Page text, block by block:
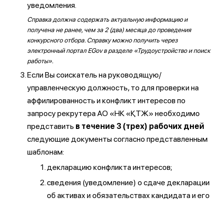
уведомления.
Справка должна содержать актуальную информацию и
получена не ранее, чем за 2 (два) месяца до проведения
конкурсного отбора. Справку можно получить через
электронный портал EGov в разделе «Трудоустройство и поиск
работы».
Если Вы соискатель на руководящую/
управленческую должность, то для проверки на
аффилированность и конфликт интересов по
запросу рекрутера АО «НК «ҚТЖ» необходимо
представить в течение 3 (трех) рабочих дней
следующие документы согласно представленным
шаблонам:
декларацию конфликта интересов;
сведения (уведомление) о сдаче декларации
об активах и обязательствах кандидата и его